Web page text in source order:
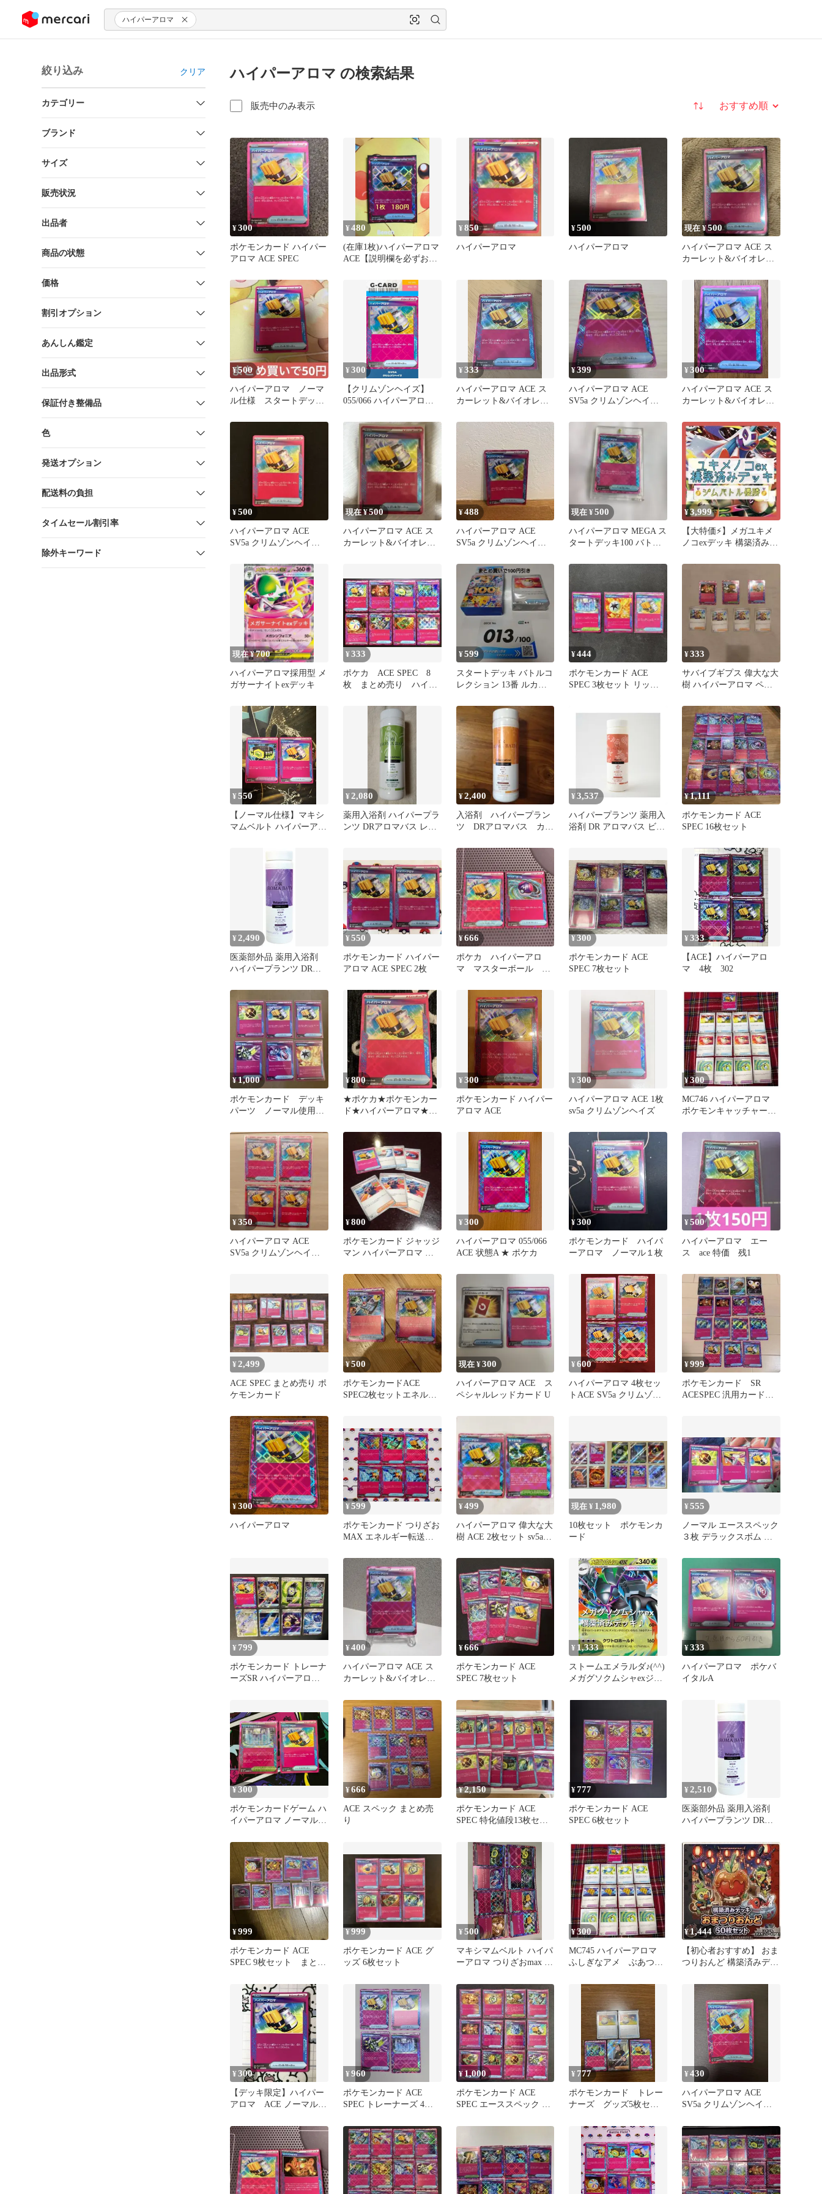
ツにスキップ ハイパーアロマ
絞り込み クリア
カテゴリー
ブランド
サイズ
販売状況
出品者
商品の状態
価格
割引オプション
あんしん鑑定
出品形式
保証付き整備品
色
発送オプション
配送料の負担
タイムセール割引率
除外キーワード
ハイパーアロマ の検索結果
販売中のみ表示 並び替え
¥300
ポケモンカード ハイパー
アロマ ACE SPEC
¥480
(在庫1枚)ハイパーアロマ
ACE【説明欄を必ずお読
¥850
ハイパーアロマ
¥500
ハイパーアロマ
現在 ¥500
ハイパーアロマ ACE ス
カーレット&バイオレッ
ムゾン…
¥500
ハイパーアロマ ノーマ
ル仕様 スタートデッキ
¥300
【クリムゾンヘイズ】
055/066 ハイパーアロマ
¥333
ハイパーアロマ ACE ス
カーレット&バイオレッ
ムゾン…
¥399
ハイパーアロマ ACE
SV5a クリムゾンヘイズ
¥300
ハイパーアロマ ACE ス
カーレット&バイオレッ
ムゾン…
¥500
ハイパーアロマ ACE
SV5a クリムゾンヘイズ
現在 ¥500
ハイパーアロマ ACE ス
カーレット&バイオレッ
¥488
ハイパーアロマ ACE
SV5a クリムゾンヘイズ
現在 ¥500
ハイパーアロマ MEGA ス
タートデッキ100 バトル
¥3,999
【大特価⚡️】メガユキメ
ノコexデッキ 構築済みデ
ッキ
現在 ¥700
ハイパーアロマ採用型 メ
ガサーナイトexデッキ
¥333
ポケカ ACE SPEC 8
枚 まとめ売り ハイパ
ルト 他
¥599
スタートデッキ バトルコ
レクション 13番 ルカリ
ロマ
¥444
ポケモンカード ACE
SPEC 3枚セット リッチ
¥333
サバイブギプス 偉大な大
樹 ハイパーアロマ ペパ
¥550
【ノーマル仕様】マキシ
マムベルト ハイパーアロ
¥ 2,080
薬用入浴剤 ハイパープラ
ンツ DRアロマバス レス
¥2,400
入浴剤 ハイパープラン
ツ DRアロマバス カリ
¥ 3,537
ハイパープランツ 薬用入
浴剤 DR アロマバス ビュ
¥1,111
ポケモンカード ACE
SPEC 16枚セット
¥ 2,490
医薬部外品 薬用入浴剤
ハイパープランツ DRア
ン 500g [ラベンダー、オ
レンジ(スイート)、マー
ジョラム]
¥550
ポケモンカード ハイパー
アロマ ACE SPEC 2枚
¥666
ポケカ ハイパーアロ
マ マスターボール
¥300
ポケモンカード ACE
SPEC 7枚セット
¥333
【ACE】ハイパーアロ
マ 4枚 302
¥1,000
ポケモンカード デッキ
パーツ ノーマル使用エ
ト
¥800
★ポケカ★ポケモンカー
ド★ハイパーアロマ★ク
¥300
ポケモンカード ハイパー
アロマ ACE
¥300
ハイパーアロマ ACE 1枚
sv5a クリムゾンヘイズ
¥300
MC746 ハイパーアロマ
ポケモンキャッチャー
おまもり
¥350
ハイパーアロマ ACE
SV5a クリムゾンヘイズ
¥800
ポケモンカード ジャッジ
マン ハイパーアロマ ま
¥300
ハイパーアロマ 055/066
ACE 状態A ★ ポケカ
¥300
ポケモンカード ハイパ
ーアロマ ノーマル１枚
¥500
ハイパーアロマ エー
ス ace 特価 残1
¥ 2,499
ACE SPEC まとめ売り ポ
ケモンカード
¥500
ポケモンカードACE
SPEC2枚セットエネルギ
現在 ¥300
ハイパーアロマ ACE ス
ペシャルレッドカード U
¥600
ハイパーアロマ 4枚セッ
トACE SV5a クリムゾン
¥999
ポケモンカード SR
ACESPEC 汎用カードま
¥300
ハイパーアロマ
¥599
ポケモンカード つりざお
MAX エネルギー転送
¥499
ハイパーアロマ 偉大な大
樹 ACE 2枚セット sv5a
現在 ¥ 1,980
10枚セット ポケモンカ
ード
¥555
ノーマル エーススペック
３枚 デラックスボム ハ
ス光線
¥ 799
ポケモンカード トレーナ
ーズSR ハイパーアロマ
¥400
ハイパーアロマ ACE ス
カーレット&バイオレッ
ムゾン…
¥666
ポケモンカード ACE
SPEC 7枚セット
¥ 1,333
ストームエメラルダ♪(^^)
メガグソクムシャexジュ
キ
¥333
ハイパーアロマ ポケバ
イタルA
¥300
ポケモンカードゲーム ハ
イパーアロマ ノーマル 1
1枚 ACESPEC
¥666
ACE スペック まとめ売
り
¥2,150
ポケモンカード ACE
SPEC 特化値段13枚セッ
¥777
ポケモンカード ACE
SPEC 6枚セット
¥2,510
医薬部外品 薬用入浴剤
ハイパープランツ DRア
ン 500g [ラベンダー、オ
レンジ(スイート)、マー
ジョラム]
¥999
ポケモンカード ACE
SPEC 9枚セット まとめ
¥999
ポケモンカード ACE グ
ッズ 6枚セット
¥500
マキシマムベルト ハイパ
ーアロマ つりざおmax ポ
ム
¥300
MC745 ハイパーアロマ
ふしぎなアメ ぶあつい
¥1,444
【初心者おすすめ】 おま
つりおんど 構築済みデッ
き!】
¥300
【デッキ限定】ハイパー
アロマ ACE ノーマル
¥960
ポケモンカード ACE
SPEC トレーナーズ 4枚
¥1,000
ポケモンカード ACE
SPEC エーススペック 12
¥ 777
ポケモンカード トレー
ナーズ グッズ5枚セッ
¥430
ハイパーアロマ ACE
SV5a クリムゾンヘイズ